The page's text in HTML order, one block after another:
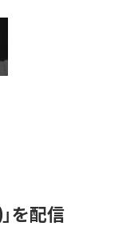
を配信